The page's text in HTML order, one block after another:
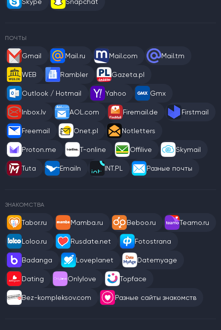
Skype Snapchat
ПОЧТЫ
Gmail Mail.ru Mail.com Mail.tm
WEB Rambler Gazeta.pl
Outlook / Hotmail Yahoo Gmx
Inbox.lv AOL.com Firemail.de Firstmail
Freemail Onet.pl Notletters
Proton.me T-online Offilive Skymail
Tuta Emailn INT.PL Разные почты
ЗНАКОМСТВА
Tabor.ru Mamba.ru Beboo.ru Teamo.ru
Loloo.ru Rusdate.net Fotostrana
Badanga Loveplanet Datemyage
Dating Onlylove Topface
Bez-kompleksov.com Разные сайты знакомств